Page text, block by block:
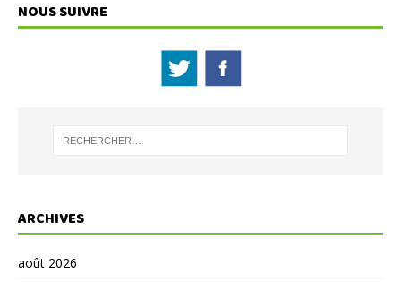
NOUS SUIVRE
ARCHIVES
août 2026